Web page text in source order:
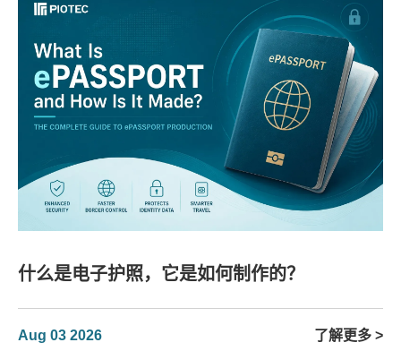
什么是电子护照，它是如何制作的？
Aug 03 2026 了解更多 >